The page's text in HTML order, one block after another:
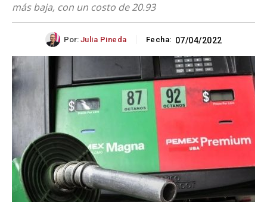
más baja, con un costo de 20.93
Por: Julia Pineda Fecha: 07/04/2022